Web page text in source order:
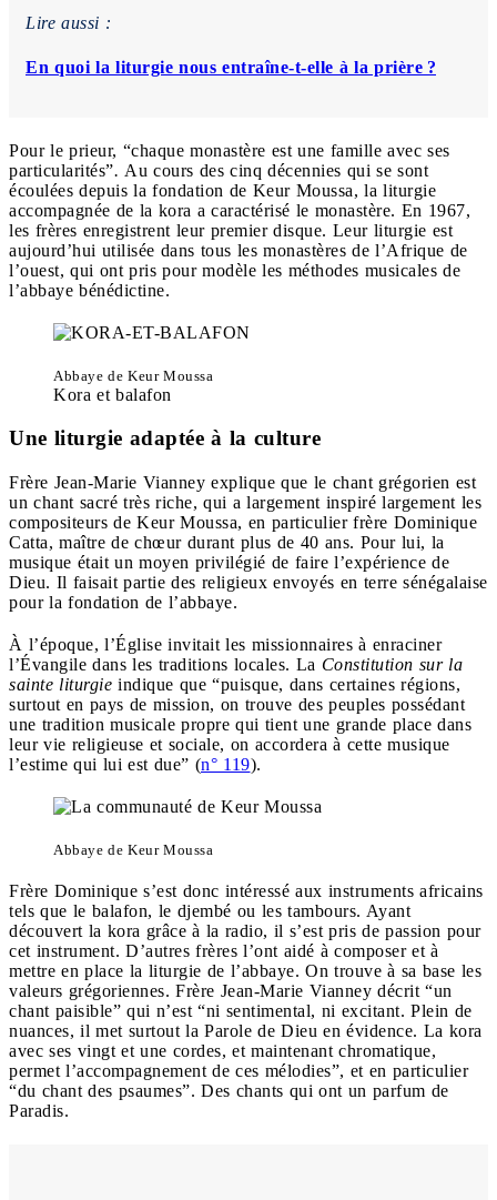
Lire aussi :
En quoi la liturgie nous entraîne-t-elle à la prière ?
Pour le prieur, “chaque monastère est une famille avec ses
particularités”. Au cours des cinq décennies qui se sont
écoulées depuis la fondation de Keur Moussa, la liturgie
accompagnée de la kora a caractérisé le monastère. En 1967,
les frères enregistrent leur premier disque. Leur liturgie est
aujourd’hui utilisée dans tous les monastères de l’Afrique de
l’ouest, qui ont pris pour modèle les méthodes musicales de
l’abbaye bénédictine.
Abbaye de Keur Moussa
Kora et balafon
Une liturgie adaptée à la culture
Frère Jean-Marie Vianney explique que le chant grégorien est
un chant sacré très riche, qui a largement inspiré largement les
compositeurs de Keur Moussa, en particulier frère Dominique
Catta, maître de chœur durant plus de 40 ans. Pour lui, la
musique était un moyen privilégié de faire l’expérience de
Dieu. Il faisait partie des religieux envoyés en terre sénégalaise
pour la fondation de l’abbaye.
À l’époque, l’Église invitait les missionnaires à enraciner
l’Évangile dans les traditions locales. La Constitution sur la
sainte liturgie indique que “puisque, dans certaines régions,
surtout en pays de mission, on trouve des peuples possédant
une tradition musicale propre qui tient une grande place dans
leur vie religieuse et sociale, on accordera à cette musique
l’estime qui lui est due” (n° 119).
Abbaye de Keur Moussa
Frère Dominique s’est donc intéressé aux instruments africains
tels que le balafon, le djembé ou les tambours. Ayant
découvert la kora grâce à la radio, il s’est pris de passion pour
cet instrument. D’autres frères l’ont aidé à composer et à
mettre en place la liturgie de l’abbaye. On trouve à sa base les
valeurs grégoriennes. Frère Jean-Marie Vianney décrit “un
chant paisible” qui n’est “ni sentimental, ni excitant. Plein de
nuances, il met surtout la Parole de Dieu en évidence. La kora
avec ses vingt et une cordes, et maintenant chromatique,
permet l’accompagnement de ces mélodies”, et en particulier
“du chant des psaumes”. Des chants qui ont un parfum de
Paradis.